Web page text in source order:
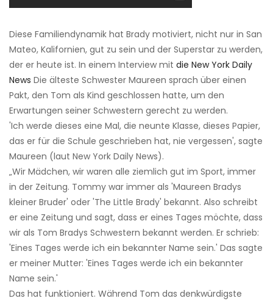
Diese Familiendynamik hat Brady motiviert, nicht nur in San
Mateo, Kalifornien, gut zu sein und der Superstar zu werden,
der er heute ist. In einem Interview mit die New York Daily
News Die älteste Schwester Maureen sprach über einen
Pakt, den Tom als Kind geschlossen hatte, um den
Erwartungen seiner Schwestern gerecht zu werden.
'Ich werde dieses eine Mal, die neunte Klasse, dieses Papier,
das er für die Schule geschrieben hat, nie vergessen', sagte
Maureen (laut New York Daily News).
„Wir Mädchen, wir waren alle ziemlich gut im Sport, immer
in der Zeitung. Tommy war immer als 'Maureen Bradys
kleiner Bruder' oder 'The Little Brady' bekannt. Also schreibt
er eine Zeitung und sagt, dass er eines Tages möchte, dass
wir als Tom Bradys Schwestern bekannt werden. Er schrieb:
'Eines Tages werde ich ein bekannter Name sein.' Das sagte
er meiner Mutter: 'Eines Tages werde ich ein bekannter
Name sein.'
Das hat funktioniert. Während Tom das denkwürdigste